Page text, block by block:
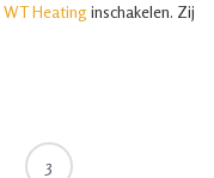
WT Heatinginschakelen. Zij
3